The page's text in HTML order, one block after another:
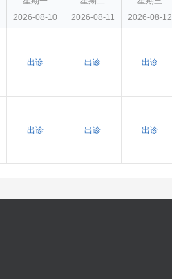
2026-08-10
2026-08-11
2026-08-12
出诊 出诊 出诊
出诊 出诊 出诊